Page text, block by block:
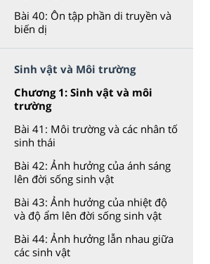
Bài 40: Ôn tập phần di truyền và
biến dị
Sinh vật và Môi trường
Chương 1: Sinh vật và môi
trường
Bài 41: Môi trường và các nhân tố
sinh thái
Bài 42: Ảnh hưởng của ánh sáng
lên đời sống sinh vật
Bài 43: Ảnh hưởng của nhiệt độ
và độ ẩm lên đời sống sinh vật
Bài 44: Ảnh hưởng lẫn nhau giữa
các sinh vật